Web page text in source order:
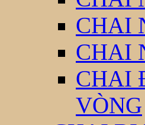
CHAI
CHAI
CHAI
VÒNG